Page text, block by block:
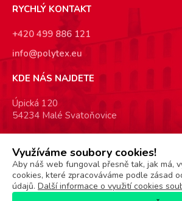
RYCHLÝ KONTAKT
+420 499 886 121
info@polytex.eu
KDE NÁS NAJDETE
Úpická 120
54234 Malé Svatoňovice
SOCIÁLNÍ SÍTĚ
CeníkEKO-KOMGDPRISOObchodní
Využíváme soubory cookies!
Aby náš web fungoval přesně tak, jak má,
cookies, které zpracováváme podle zásad
údajů. Další informace o využití cookies